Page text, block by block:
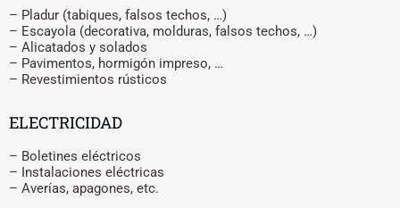
– Pladur (tabiques, falsos techos, …)
– Escayola (decorativa, molduras, falsos techos, …)
– Alicatados y solados
– Pavimentos, hormigón impreso, …
– Revestimientos rústicos
ELECTRICIDAD
– Boletines eléctricos
– Instalaciones eléctricas
– Averías, apagones, etc.